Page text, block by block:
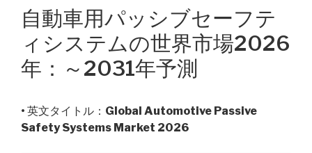
自動車用パッシブセーフテ
ィシステムの世界市場2026
年：～2031年予測
• 英文タイトル： Global Automotive Passive
Safety Systems Market 2026